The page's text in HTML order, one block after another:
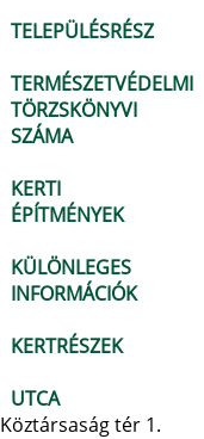
TELEPÜLÉSRÉSZ
TERMÉSZETVÉDELMI
TÖRZSKÖNYVI
SZÁMA
KERTI
ÉPÍTMÉNYEK
KÜLÖNLEGES
INFORMÁCIÓK
KERTRÉSZEK
UTCA
Köztársaság tér 1.